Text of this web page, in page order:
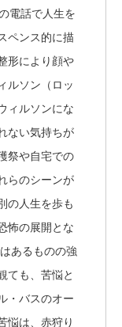
電話で人生を
ペンス的に描
形により顔や
ルソン（ロッ
ィルソンにな
ない気持ちが
祭や自宅での
らのシーンが
の人生を歩も
怖の展開とな
あるものの強
ても、苦悩と
・バスのオー
悩は、赤狩り